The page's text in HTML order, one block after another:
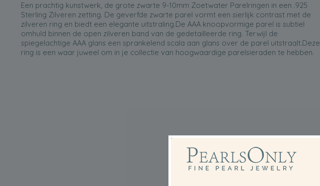
Een prachtig kunstwerk, de grote zwarte 9-10mm Zoetwater Parelringen in een .925
Sterling Zilveren zetting. De geverfde zwarte parel vormt een sierlijk contrast met de
zilveren ring en biedt een elegante uitstraling.De AAA knoopvormige parel is subtiel
omhuld binnen de open zilveren band van de gedetailleerde ring. Terwijl de
spiegelachtige AAA glans een sprankelend scala aan glans over de parel uitstraalt.Deze
ring is een waar juweel om in je collectie van hoogwaardige parelsieraden te hebben.